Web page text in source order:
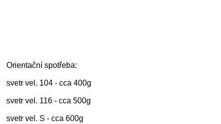
Orientační spotřeba:
svetr vel. 104 - cca 400g
svetr vel. 116 - cca 500g
svetr vel. S - cca 600g